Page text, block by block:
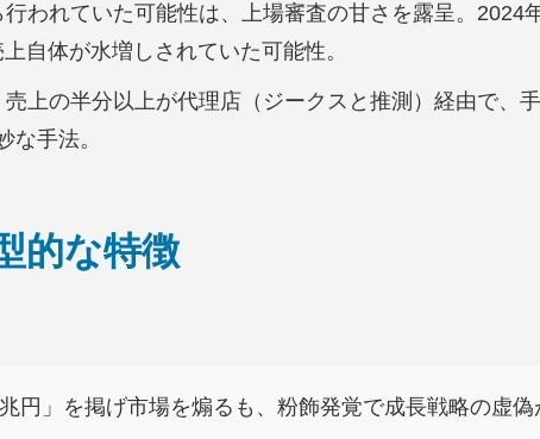
われていた可能性は、上場審査の甘さを露呈。2024
自体が水増しされていた可能性。
売上の半分以上が代理店（ジークスと推測）経由で、
な手法。
的な特徴
円」を掲げ市場を煽るも、粉飾発覚で成長戦略の虚偽